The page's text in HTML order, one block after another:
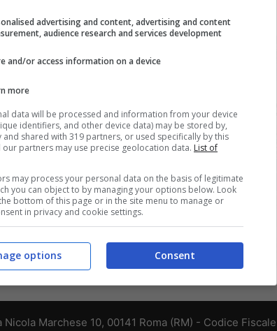
15 arresti legati ai Casalesi e
Marchese 10, 00141 Roma (RM) - Codice
advertising and content, advertising and content
audience research and services development
and/or access information on a device
more
data will be processed and information from your device
identifiers, and other device data) may be stored by,
and shared with 319 partners, or used specifically by this
our partners may use precise geolocation data. List of
may process your personal data on the basis of legitimate
you can object to by managing your options below. Look
bottom of this page or in the site menu to manage or
in privacy and cookie settings.
Consent
options